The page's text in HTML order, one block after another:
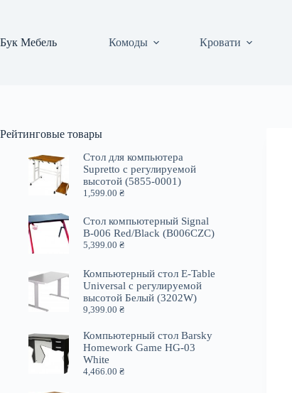
Бук Мебель
Комоды Кровати
Рейтинговые товары
Стол для компьютера
Supretto с регулируемой
высотой (5855-0001)
1,599.00₴
Стол компьютерный Signal
B-006 Red/Black (B006CZC)
5,399.00₴
Компьютерный стол E-Table
Universal с регулируемой
высотой Белый (3202W)
9,399.00₴
Компьютерный стол Barsky
Homework Game HG-03
White
4,466.00₴